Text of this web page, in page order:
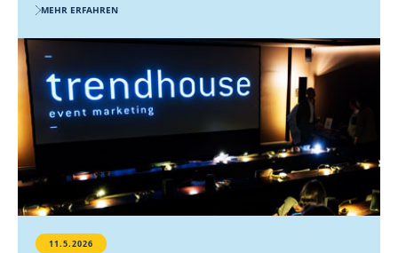
MEHR ERFAHREN
11.5.2026